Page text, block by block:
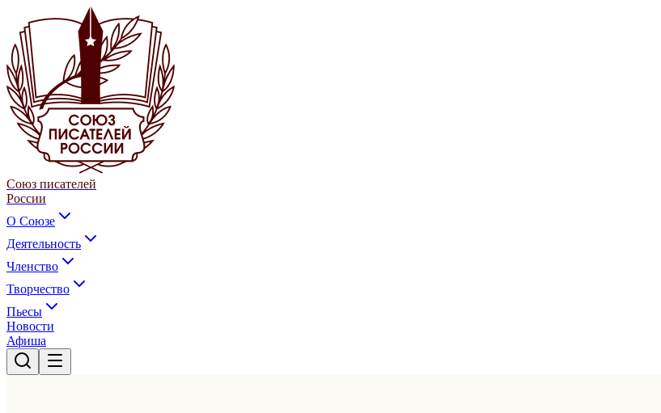
Союз писателей
России
О Союзе
Деятельность
Членство
Творчество
Пьесы
Новости
Афиша